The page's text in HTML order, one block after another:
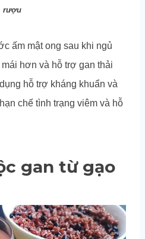
rượu
ấm mật ong sau khi ngủ
hơn và hỗ trợ gan thải
hỗ trợ kháng khuẩn và
chế tình trạng viêm và hỗ
gan từ gạo